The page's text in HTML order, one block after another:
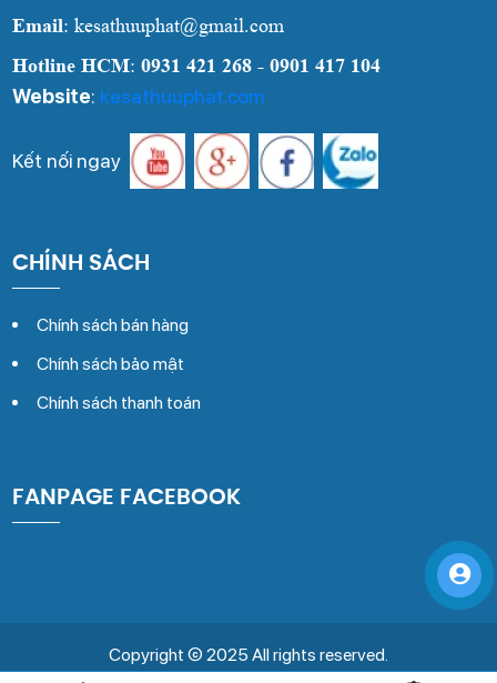
Email: kesathuuphat@gmail.com
Hotline HCM:0931 421 268 - 0901 417 104
Website: kesathuuphat.com
Kết nối ngay
CHÍNH SÁCH
Chính sách bán hàng
Chính sách bảo mật
Chính sách thanh toán
FANPAGE FACEBOOK
Copyright © 2025 All rights reserved.